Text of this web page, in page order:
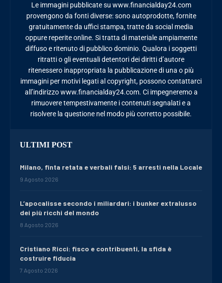
Le immagini pubblicate su www.financialday24.com
provengono da fonti diverse: sono autoprodotte, fornite
gratuitamente da uffici stampa, tratte da social media
oppure reperite online. Si tratta di materiale ampiamente
diffuso e ritenuto di pubblico dominio. Qualora i soggetti
ritratti o gli eventuali detentori dei diritti d’autore
ritenessero inappropriata la pubblicazione di una o più
immagini per motivi legati al copyright, possono contattarci
all’indirizzo www.financialday24.com. Ci impegneremo a
rimuovere tempestivamente i contenuti segnalati e a
risolvere la questione nel modo più corretto possibile.
ULTIMI POST
Milano, finta retata e verbali falsi: 5 arresti nella Locale
9 Agosto 2026
L’apocalisse secondo i miliardari: i bunker extralusso
dei più ricchi del mondo
8 Agosto 2026
Cristiano Ricci: fisco e contribuenti, la sfida è
costruire fiducia
7 Agosto 2026